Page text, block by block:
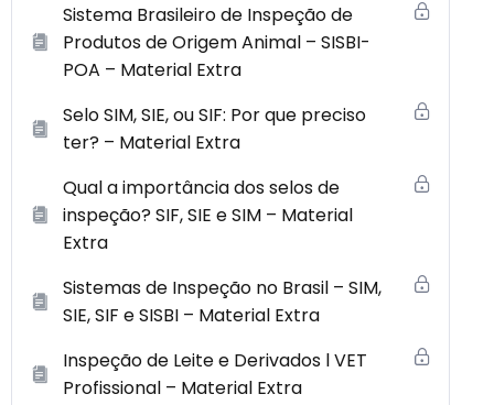
Sistema Brasileiro de Inspeção de
Produtos de Origem Animal – SISBI-
POA – Material Extra
Selo SIM, SIE, ou SIF: Por que preciso
ter? – Material Extra
Qual a importância dos selos de
inspeção? SIF, SIE e SIM – Material
Extra
Sistemas de Inspeção no Brasil – SIM,
SIE, SIF e SISBI – Material Extra
Inspeção de Leite e Derivados l VET
Profissional – Material Extra